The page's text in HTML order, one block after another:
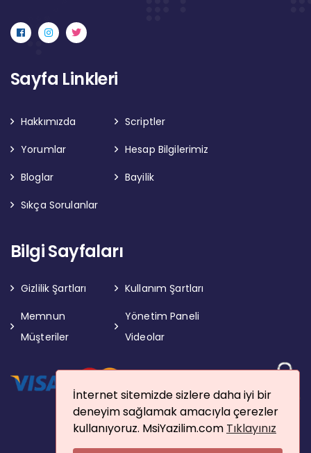
İnternet sitemizde sizlere daha iyi bir
deneyim sağlamak amacıyla çerezler
kullanıyoruz. MsiYazilim.com Tıklayınız
Sayfa Linkleri
Hakkımızda
Scriptler
Yorumlar
Hesap Bilgilerimiz
Bloglar
Bayilik
Sıkça Sorulanlar
Bilgi Sayfaları
Gizlilik Şartları
Kullanım Şartları
Memnun
Müşteriler
Yönetim Paneli
Videolar